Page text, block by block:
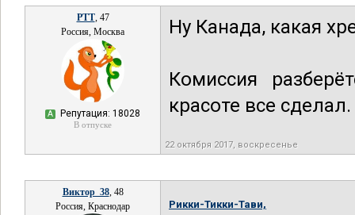
РТТ, 47
Россия, Москва
А Репутация: 18028
В отпуске
Ну Канада, какая
Комиссия
красоте все сделал.
22 октября 2017, воскресенье
Виктор_38, 48
Россия, Краснодар
Рикки-Тикки-Тави,